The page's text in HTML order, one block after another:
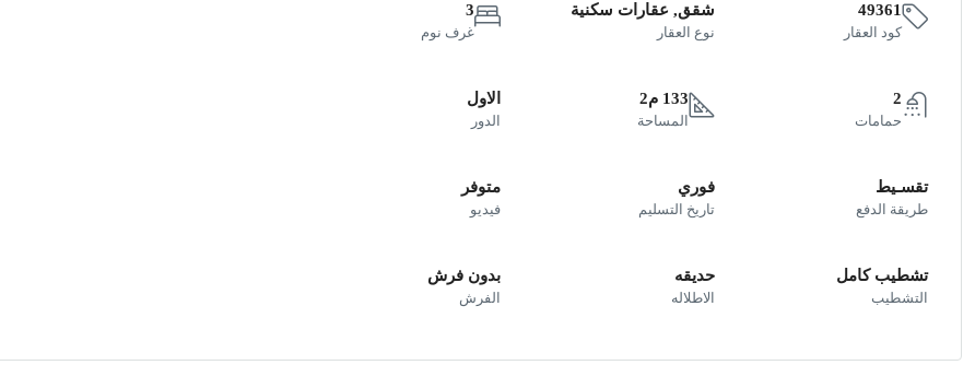
49361
كود العقار
شقق, عقارات سكنية
نوع العقار
3
غرف نوم
2
حمامات
133 م2
المساحة
الاول
الدور
تقسـيط
طريقة الدفع
فوري
تاريخ التسليم
متوفر
فيديو
تشطيب كامل
التشطيب
حديقه
الاطلاله
بدون فرش
الفرش